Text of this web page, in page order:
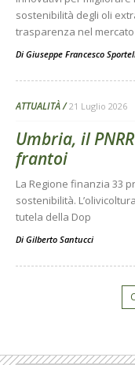
sostenibilità degli oli
trasparenza nel
Di Giuseppe Francesco
ATTUALITÀ 21 Luglio 2026
Umbria, il
frantoi
La Regione finanzia 33
sostenibilità.
tutela della Dop
Di Gilberto Santucci